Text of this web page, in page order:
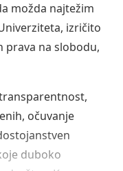
možda najtežim
izričito
prava na slobodu,
očuvanje
duboko